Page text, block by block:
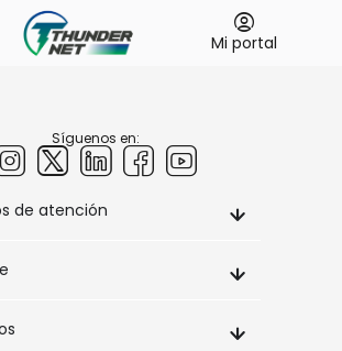
Mi portal
Síguenos en:
de atención